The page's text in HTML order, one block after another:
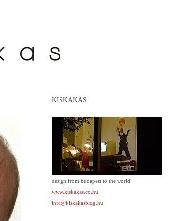
KISKAKAS
design from budapest to the world
www.kiskakas.co.hu
info@kiskakasblog.hu